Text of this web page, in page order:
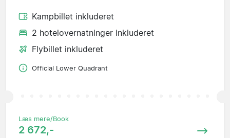
Kampbillet inkluderet
2 hotelovernatninger inkluderet
Flybillet inkluderet
Official Lower Quadrant
Læs mere/Book
2 672,-